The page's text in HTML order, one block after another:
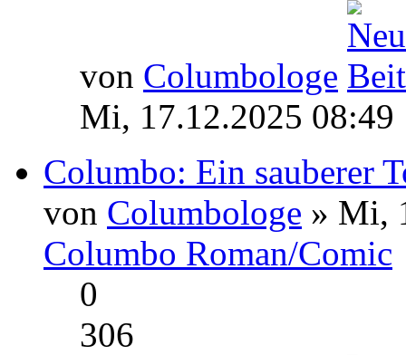
von Columbologe
Mi, 17.12.2025 08:49
Columbo: Ein sauberer
von Columbologe » Mi,
Columbo Roman/Comic
0
306